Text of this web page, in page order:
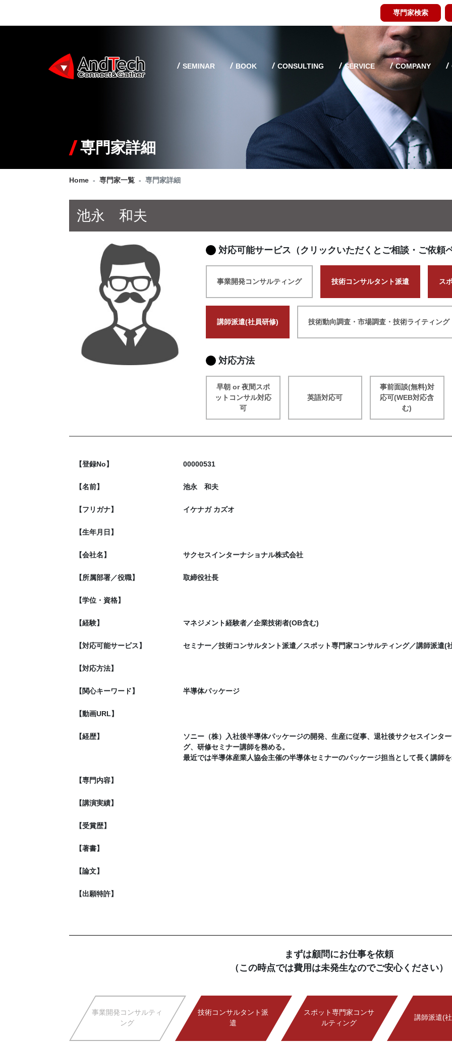
専門家検索
SEMINAR BOOK CONSULTING SERVICE COMPANY
専門家詳細
Home 専門家一覧 専門家詳細
池永 和夫
対応可能サービス（クリックいただくとご相談・ご依頼
事業開発コンサルティング 技術コンサルタント派遣 ス
講師派遣(社員研修) 技術動向調査・市場調査・技術ライティング
対応方法
早朝 or 夜間スポ
ットコンサル対応
可
英語対応可
事前面談(無料)対
応可(WEB対応含
む)
【登録No】 00000531
【名前】 池永 和夫
【フリガナ】 イケナガ カズオ
【生年月日】
【会社名】 サクセスインターナショナル株式会社
【所属部署／役職】 取締役社長
【学位・資格】
【経験】 マネジメント経験者／企業技術者(OB含む)
【対応可能サービス】 セミナー／技術コンサルタント派遣／スポット専門家コンサルティング／講師派遣(
【対応方法】
【関心キーワード】 半導体パッケージ
【動画URL】
【経歴】
ソニー（株）入社後半導体パッケージの開発、生産に従事、退社後サクセスインタ
グ、研修セミナー講師を務める。
最近では半導体産業人協会主催の半導体セミナーのパッケージ担当として長く講師
【専門内容】
【講演実績】
【受賞歴】
【著書】
【論文】
【出願特許】
まずは顧問にお仕事を依頼
（この時点では費用は未発生なのでご安心ください）
事業開発コンサルティ
ング
技術コンサルタント派
遣
スポット専門家コンサ
ルティング
講師派遣(